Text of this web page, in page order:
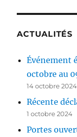
ACTUALITÉS
Événement
octobre au
14 octobre 2024
Récente
1 octobre 2024
Portes